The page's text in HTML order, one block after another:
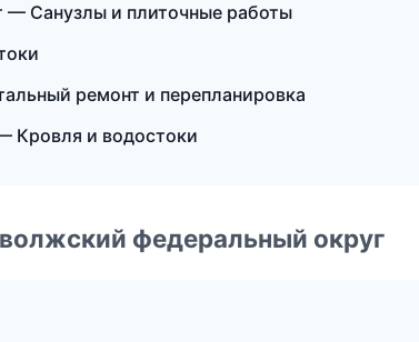
Санузлы и плиточные работы
ремонт и перепланировка
Кровля и водостоки
федеральный округ